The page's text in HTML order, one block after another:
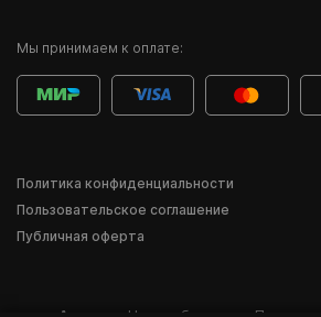
Мы принимаем к оплате:
Политика конфиденциальности
Пользовательское соглашение
Публичная оферта